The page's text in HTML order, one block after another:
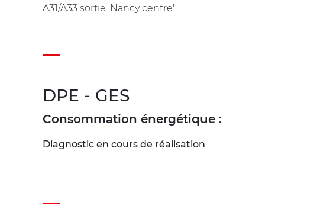
A31/A33 sortie 'Nancy centre'
DPE - GES
Consommation énergétique :
Diagnostic en cours de réalisation